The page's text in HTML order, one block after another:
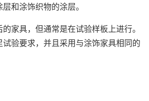
和涂饰织物的涂层。
家具，但通常是在试验样板上进行。
验要求，并且采用与涂饰家具相同的